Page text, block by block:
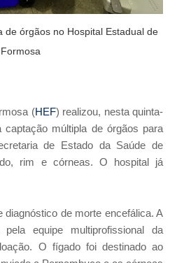
de órgãos no Hospital Estadual de
Formosa
(HEF) realizou, nesta quinta-
captação múltipla de órgãos para
de Estado da Saúde de
rim e córneas. O hospital já
diagnóstico de morte encefálica. A
equipe multiprofissional da
O fígado foi destinado ao